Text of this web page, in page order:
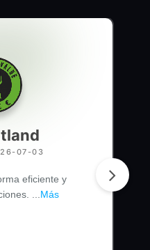
07-03
eficiente y
... Más